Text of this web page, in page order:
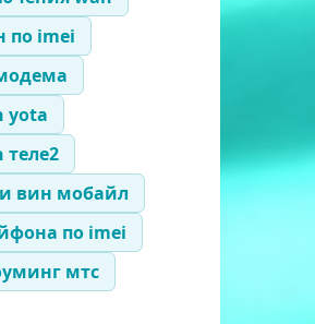
по imei
yota
теле2
вин мобайл
по imei
мтс